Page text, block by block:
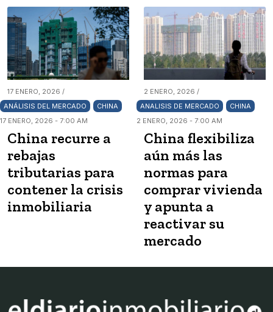
17 ENERO, 2026 /
ANÁLISIS DEL MERCADO
CHINA
17 ENERO, 2026 - 7:00 AM
China recurre a
rebajas
tributarias para
contener la crisis
inmobiliaria
2 ENERO, 2026 /
ANALISIS DE MERCADO
CHINA
2 ENERO, 2026 - 7:00 AM
China flexibiliza
aún más las
normas para
comprar vivienda
y apunta a
reactivar su
mercado